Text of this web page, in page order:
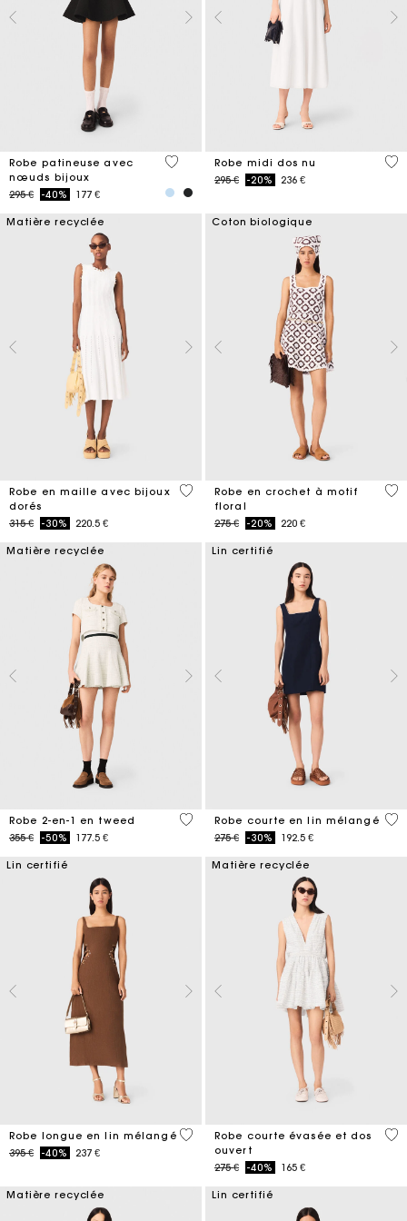
Robe patineuse avec
nœuds bijoux
Price reduced from
295 €to-40% 177 €
3,2 out of 5 Customer Rating
Robe midi dos nu
Price reduced from
295 €to-20% 236 €
5
Matière recyclée
Robe en maille avec bijoux
dorés
Price reduced from
315 €to-30% 220.5 €
3,4 out of 5 Customer Rating
Coton biologique
Robe en crochet à motif
floral
Price reduced from
275 €to-20% 220 €
5
Matière recyclée
Robe 2-en-1 en tweed
Price reduced from
355 €to-50% 177.5 €
3,1 out of 5 Customer Rating
Lin certifié
Robe courte en lin mélangé
Price reduced from
275 €to-30% 192.5 €
4,4
Lin certifié
Robe longue en lin mélangé
Price reduced from
395 €to-40% 237 €
4,5 out of 5 Customer Rating
Matière recyclée
Robe courte évasée et dos
ouvert
Price reduced from
275 €to-40% 165 €
3,7
Matière recyclée Lin certifié